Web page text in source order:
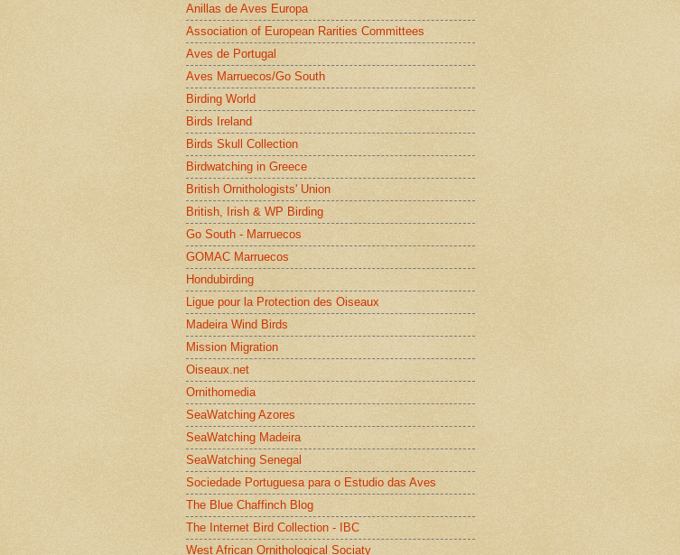
Anillas de Aves Europa
Association of European Rarities Committees
Aves de Portugal
Aves Marruecos/Go South
Birding World
Birds Ireland
Birds Skull Collection
Birdwatching in Greece
British Ornithologists' Union
British, Irish & WP Birding
Go South - Marruecos
GOMAC Marruecos
Hondubirding
Ligue pour la Protection des Oiseaux
Madeira Wind Birds
Mission Migration
Oiseaux.net
Ornithomedia
SeaWatching Azores
SeaWatching Madeira
SeaWatching Senegal
Sociedade Portuguesa para o Estudio das Aves
The Blue Chaffinch Blog
The Internet Bird Collection - IBC
West African Ornithological Sociaty